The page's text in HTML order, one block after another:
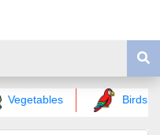
Vegetables Birds